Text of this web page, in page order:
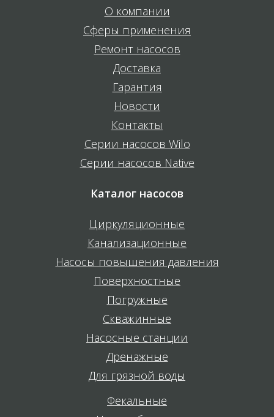
О компании
Сферы применения
Ремонт насосов
Доставка
Гарантия
Новости
Контакты
Серии насосов Wilo
Серии насосов Native
Каталог насосов
Циркуляционные
Канализационные
Насосы повышения давления
Поверхностные
Погружные
Скважинные
Насосные станции
Дренажные
Для грязной воды
Фекальные